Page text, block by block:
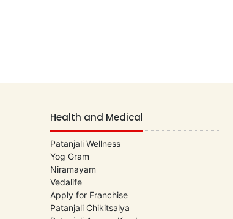
Health and Medical
Patanjali Wellness
Yog Gram
Niramayam
Vedalife
Apply for Franchise
Patanjali Chikitsalya